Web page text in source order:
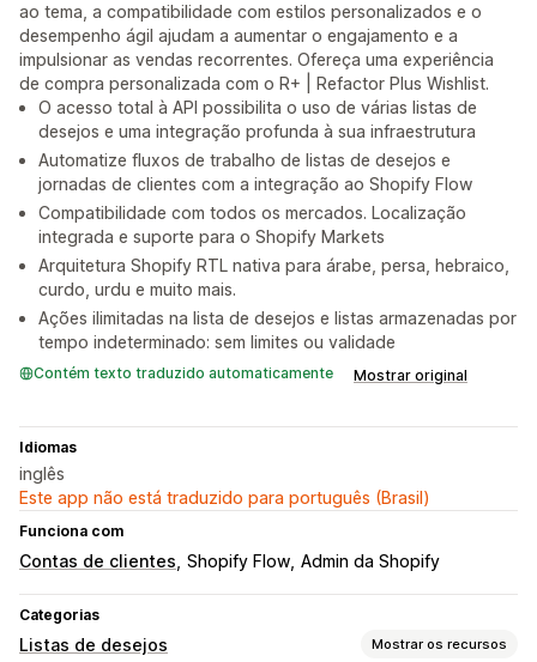
ao tema, a compatibilidade com estilos personalizados e o
desempenho ágil ajudam a aumentar o engajamento e a
impulsionar as vendas recorrentes. Ofereça uma experiência
de compra personalizada com o R+ | Refactor Plus Wishlist.
O acesso total à API possibilita o uso de várias listas de
desejos e uma integração profunda à sua infraestrutura
Automatize fluxos de trabalho de listas de desejos e
jornadas de clientes com a integração ao Shopify Flow
Compatibilidade com todos os mercados. Localização
integrada e suporte para o Shopify Markets
Arquitetura Shopify RTL nativa para árabe, persa, hebraico,
curdo, urdu e muito mais.
Ações ilimitadas na lista de desejos e listas armazenadas por
tempo indeterminado: sem limites ou validade
Contém texto traduzido automaticamente Mostrar original
Idiomas
inglês
Este app não está traduzido para português (Brasil)
Funciona com
Contas de clientes Shopify Flow Admin da Shopify
Categorias
Listas de desejos Mostrar os recursos